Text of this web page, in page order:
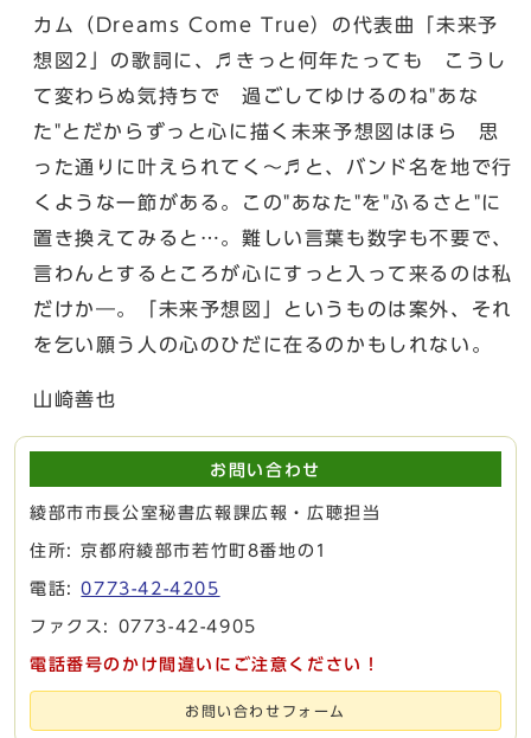
カム（Dreams Come True）の代表曲「未来予
想図2」の歌詞に、♬きっと何年たっても こうし
て変わらぬ気持ちで 過ごしてゆけるのね"あな
た"とだからずっと心に描く未来予想図はほら 思
った通りに叶えられてく〜♬と、バンド名を地で行
くような一節がある。この"あなた"を"ふるさと"に
置き換えてみると…。難しい言葉も数字も不要で、
言わんとするところが心にすっと入って来るのは私
だけか―。「未来予想図」というものは案外、それ
を乞い願う人の心のひだに在るのかもしれない。
山崎善也
お問い合わせ
綾部市市長公室秘書広報課広報・広聴担当
住所: 京都府綾部市若竹町8番地の1
電話:0773-42-4205
ファクス: 0773-42-4905
電話番号のかけ間違いにご注意ください！
お問い合わせフォーム